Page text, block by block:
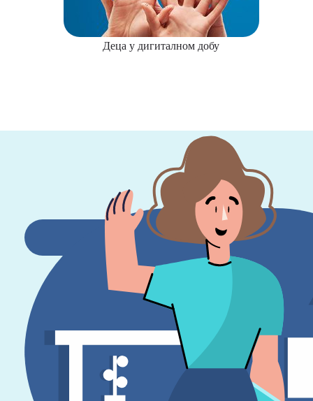
Деца у дигиталном добу